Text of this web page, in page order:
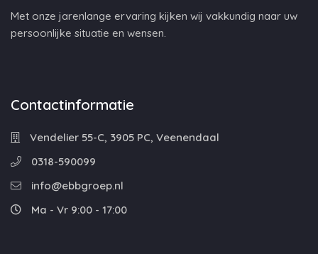
Met onze jarenlange ervaring kijken wij vakkundig naar uw
persoonlijke situatie en wensen.
Contactinformatie
Vendelier 55-C, 3905 PC, Veenendaal
0318-590099
info@ebbgroep.nl
Ma - Vr 9:00 - 17:00